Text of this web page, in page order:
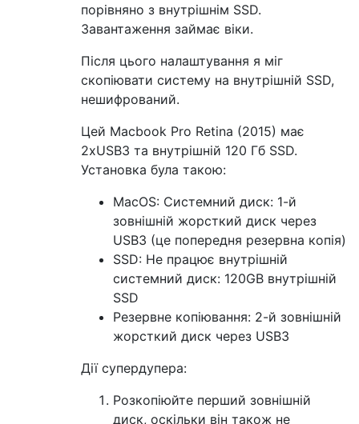
порівняно з внутрішнім SSD.
Завантаження займає віки.
Після цього налаштування я міг
скопіювати систему на внутрішній SSD,
нешифрований.
Цей Macbook Pro Retina (2015) має
2xUSB3 та внутрішній 120 Гб SSD.
Установка була такою:
MacOS: Системний диск: 1-й
зовнішній жорсткий диск через
USB3 (це попередня резервна копія)
SSD: Не працює внутрішній
системний диск: 120GB внутрішній
SSD
Резервне копіювання: 2-й зовнішній
жорсткий диск через USB3
Дії супердупера:
Розкопіюйте перший зовнішній
диск, оскільки він також не